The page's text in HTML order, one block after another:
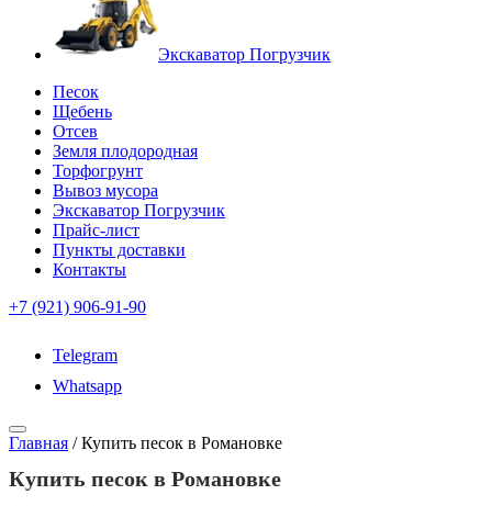
Экскаватор Погрузчик
Песок
Щебень
Отсев
Земля плодородная
Торфогрунт
Вывоз мусора
Экскаватор Погрузчик
Прайс-лист
Пункты доставки
Контакты
+7 (921) 906-91-90
Telegram
Whatsapp
Главная /Купить песок в Романовке
Купить песок в Романовке